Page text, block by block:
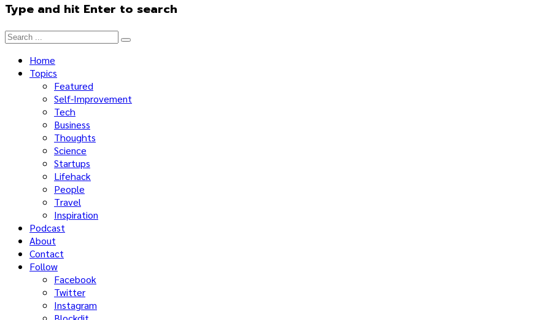
Type and hit Enter to search
Home
Topics
Featured
Self-Improvement
Tech
Business
Thoughts
Science
Startups
Lifehack
People
Travel
Inspiration
Podcast
About
Contact
Follow
Facebook
Twitter
Instagram